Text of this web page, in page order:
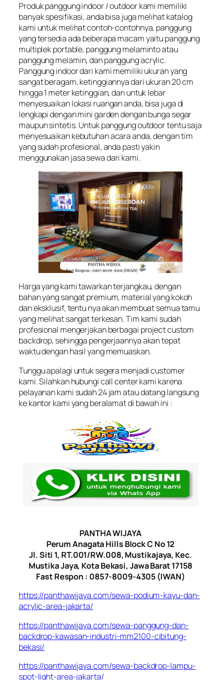
Produk panggung indoor / outdoor kami memiliki
banyak spesifikasi, anda bisa juga melihat katalog
kami untuk melihat contoh-contohnya, panggung
yang tersedia ada beberapa macam yaitu panggung
multiplek portable, panggung melaminto atau
panggung melamin, dan panggung acrylic.
Panggung indoor dari kami memiliki ukuran yang
sangat beragam, ketinggiannya dari ukuran 20 cm
hingga 1 meter ketinggian, dan untuk lebar
menyesuaikan lokasi ruangan anda, bisa juga di
lengkapi dengan mini garden dengan bunga segar
maupun sintetis. Untuk panggung outdoor tentu saja
menyesuaikan kebutuhan acara anda, dengan tim
yang sudah profesional, anda pasti yakin
menggunakan jasa sewa dari kami.
Harga yang kami tawarkan terjangkau, dengan
bahan yang sangat premium, material yang kokoh
dan eksklusif, tentu nya akan membuat semua tamu
yang melihat sangat terkesan. Tim kami sudah
profesional mengerjakan berbagai project custom
backdrop, sehingga pengerjaannya akan tepat
waktu dengan hasil yang memuaskan.
Tunggu apalagi untuk segera menjadi customer
kami. Silahkan hubungi call center kami karena
pelayanan kami sudah 24 jam atau datang langsung
ke kantor kami yang beralamat di bawah ini :
PANTHA WIJAYA
Perum Anagata Hills Block C No 12
Jl. Siti 1, RT.001/RW.008, Mustikajaya, Kec.
Mustika Jaya, Kota Bekasi, Jawa Barat 17158
Fast Respon : 0857-8009-4305 (IWAN)
https://panthawijaya.com/sewa-podium-kayu-dan-
acrylic-area-jakarta/
https://panthawijaya.com/sewa-panggung-dan-
backdrop-kawasan-industri-mm2100-cibitung-
bekasi/
https://panthawijaya.com/sewa-backdrop-lampu-
spot-light-area-jakarta/